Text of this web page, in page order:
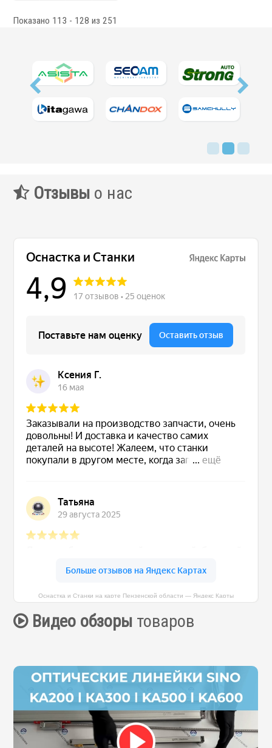
Показано 113 - 128 из 251
Отзывы о нас
Оснастка и Станки на карте Пензенской области — Яндекс Карты
Видео обзоры товаров